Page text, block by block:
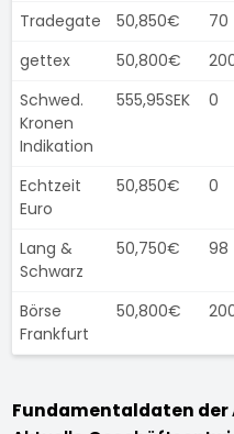
Tradegate 50,850€ 70
gettex
50,800€
Schwed.
Kronen
Indikation
555,95SEK 0
Echtzeit
Euro
50,850€ 0
Lang &
Schwarz
50,750€ 98
Börse
Frankfurt
50,800€
Fundamentaldaten